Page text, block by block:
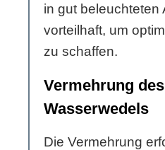
in gut beleuchteten
vorteilhaft, um
zu schaffen.
Vermehrung
Wasserwedels
Die Vermehrung